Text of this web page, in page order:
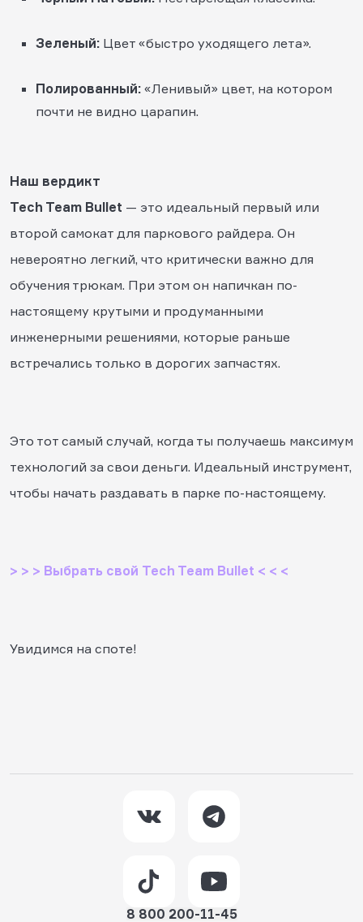
Зеленый: Цвет «быстро уходящего лета».
Полированный: «Ленивый» цвет, на котором
почти не видно царапин.
Наш вердикт
Tech Team Bullet — это идеальный первый или
второй самокат для паркового райдера. Он
невероятно легкий, что критически важно для
обучения трюкам. При этом он напичкан по-
настоящему крутыми и продуманными
инженерными решениями, которые раньше
встречались только в дорогих запчастях.
Это тот самый случай, когда ты получаешь максимум
технологий за свои деньги. Идеальный инструмент,
чтобы начать раздавать в парке по-настоящему.
> > > Выбрать свой Tech Team Bullet < < <
Увидимся на споте!
8 800 200-11-45